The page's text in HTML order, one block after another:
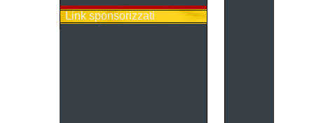
Link sponsorizzati